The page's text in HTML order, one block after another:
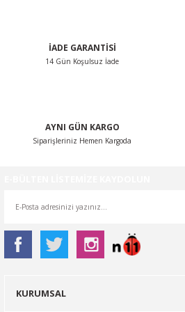
İADE GARANTİSİ
14 Gün Koşulsuz İade
AYNI GÜN KARGO
Siparişleriniz Hemen Kargoda
KURUMSAL